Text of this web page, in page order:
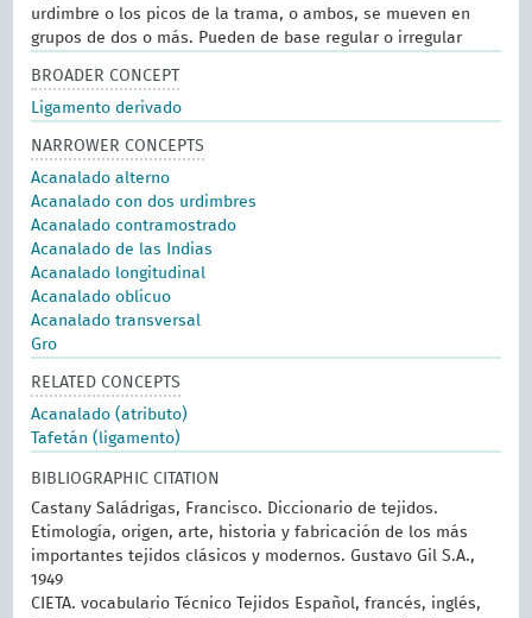
urdimbre o los picos de la trama, o ambos, se mueven en
grupos de dos o más. Pueden de base regular o irregular
BROADER CONCEPT
Ligamento derivado
NARROWER CONCEPTS
Acanalado alterno
Acanalado con dos urdimbres
Acanalado contramostrado
Acanalado de las Indias
Acanalado longitudinal
Acanalado oblícuo
Acanalado transversal
Gro
RELATED CONCEPTS
Acanalado (atributo)
Tafetán (ligamento)
BIBLIOGRAPHIC CITATION
Castany Saládrigas, Francisco. Diccionario de tejidos.
Etimología, origen, arte, historia y fabricación de los más
importantes tejidos clásicos y modernos. Gustavo Gil S.A.,
1949
CIETA. vocabulario Técnico Tejidos Español, francés, inglés,